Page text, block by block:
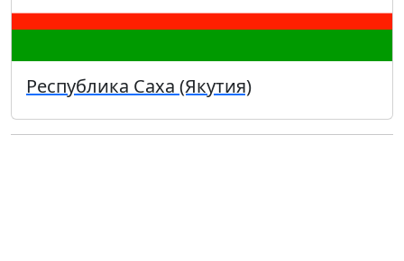
Республика Саха (Якутия)